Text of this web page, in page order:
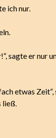
ich nur.
sagte er nur
etwas
ließ.